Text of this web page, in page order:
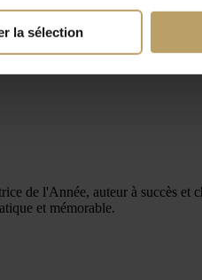
la sélection
de l'Année, auteur à succès
et mémorable.